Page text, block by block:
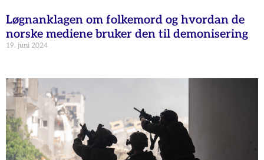
Løgnanklagen om folkemord og hvordan de
norske mediene bruker den til demonisering
19. juni 2024